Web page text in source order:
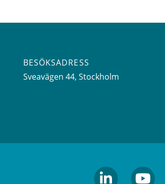
BESÖKSADRESS
Sveavägen 44, Stockholm